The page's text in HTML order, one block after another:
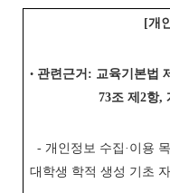
[개
• 관련근거: 교육기본법
73조 제2항,
- 개인정보 수집·이용
대학생 학적 생성 기초